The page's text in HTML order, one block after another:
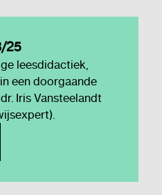
25
leesdidactiek,
een doorgaande
Iris Vansteelandt